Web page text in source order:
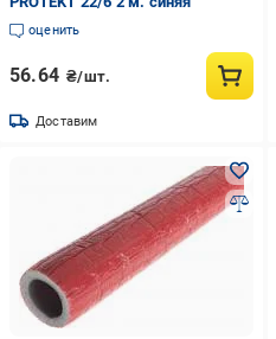
оценить
56.64 ₴/шт.
Доставим